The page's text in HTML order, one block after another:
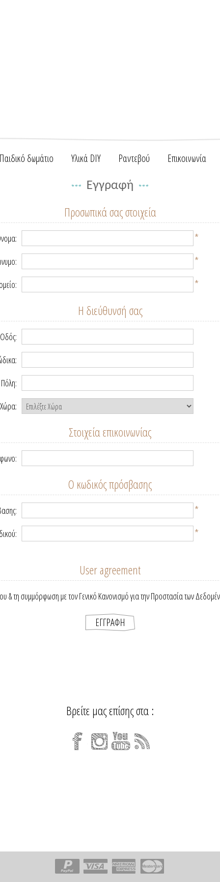
δωμάτιο Υλικά DIY Ραντεβού Επικοινωνία
Εγγραφή
Προσωπικά σας στοιχεία
*
*
*
Η διεύθυνσή σας
Οδός:
Πόλη:
Χώρα:
Στοιχεία επικοινωνίας
Ο κωδικός πρόσβασης
*
*
User agreement
& τη συμμόρφωση με τον Γενικό Κανονισμό για την Προστασία των
Βρείτε μας επίσης στα :